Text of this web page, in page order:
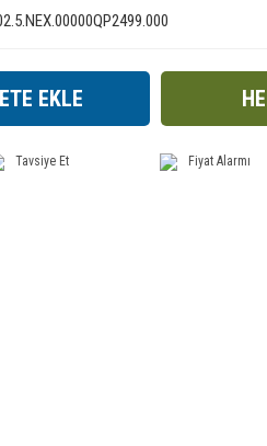
EKLE
Tavsiye Et Fiyat Alarmı